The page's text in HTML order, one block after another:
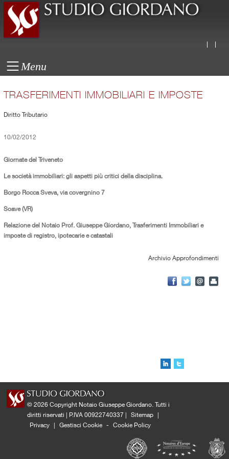
Menu
TRASFERIMENTI IMMOBILIARI E IMPOSTE
Diritto Tributario
10/02/2012
Giornate del Triveneto
Le società immobiliari: gli aspetti più critici della disciplina.
Borgo Rocca Sveva, via covergnino 7
Soave (VR)
Relazione del Notaio Prof. Giuseppe Giordano, Trasferimenti Immobiliari e
imposte di registro, ipotecarie e catastali
Archivio Approfondimenti
© 2026 Copyright Notaio Giuseppe Giordano. Tutti i
diritti riservati | P.IVA 00922740337 |
Sitemap |
Privacy | Gestisci Cookie - Cookie Policy